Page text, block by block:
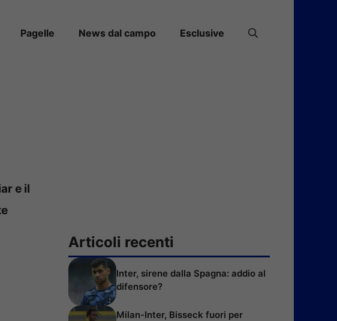
Pagelle News dal campo Esclusive
e il
Articoli recenti
Inter, sirene dalla Spagna: addio al
difensore?
Milan-Inter, Bisseck fuori per